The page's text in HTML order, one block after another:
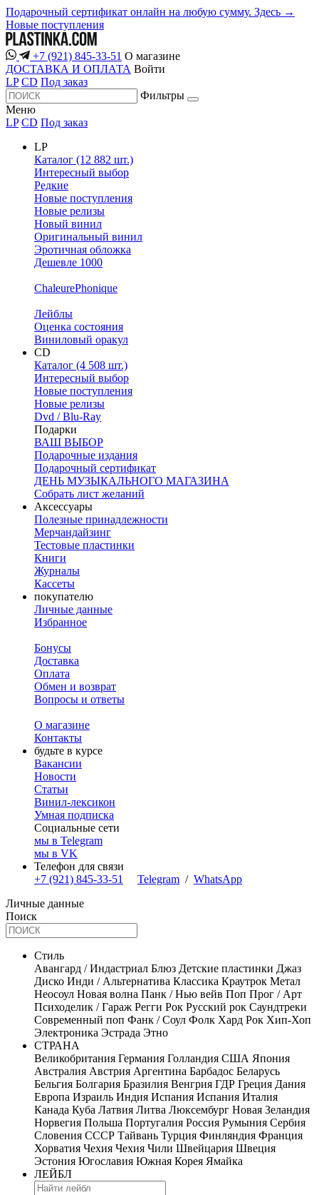
Подарочный сертификат онлайн на любую сумму. Здесь →
Новые поступления
+7 (921) 845-33-51 О магазине
ДОСТАВКА И ОПЛАТА Войти
LP CD Под заказ
Фильтры
Меню
LP CD Под заказ
LP
Каталог (12 882 шт.)
Интересный выбор
Редкие
Новые поступления
Новые релизы
Новый винил
Оригинальный винил
Эротичная обложка
Дешевле 1000
ChaleurePhonique
Лейблы
Оценка состояния
Виниловый оракул
CD
Каталог (4 508 шт.)
Интересный выбор
Новые поступления
Новые релизы
Dvd / Blu-Ray
Подарки
ВАШ ВЫБОР
Подарочные издания
Подарочный сертификат
ДЕНЬ МУЗЫКАЛЬНОГО МАГАЗИНА
Собрать лист желаний
Аксессуары
Полезные принадлежности
Мерчандайзинг
Тестовые пластинки
Книги
Журналы
Кассеты
покупателю
Личные данные
Избранное
Бонусы
Доставка
Оплата
Обмен и возврат
Вопросы и ответы
О магазине
Контакты
будьте в курсе
Вакансии
Новости
Статьи
Винил-лексикон
Умная подписка
Социальные сети
мы в Telegram
мы в VK
Телефон для связи
+7 (921) 845-33-51
Telegram / WhatsApp
Личные данные
Поиск
Стиль
Авангард / Индастриал Блюз Детские пластинки Джаз
Диско Инди / Альтернатива Классика Краутрок Метал
Неосоул Новая волна Панк / Нью вейв Поп Прог / Арт
Психоделик / Гараж Регги Рок Русский рок Саундтреки
Современный поп Фанк / Соул Фолк Хард Рок Хип-Хоп
Электроника Эстрада Этно
СТРАНА
Великобритания Германия Голландия США Япония
Австралия Австрия Аргентина Барбадос Беларусь
Бельгия Болгария Бразилия Венгрия ГДР Греция Дания
Европа Израиль Индия Испания Испания Италия
Канада Куба Латвия Литва Люксембург Новая Зеландия
Норвегия Польша Португалия Россия Румыния Сербия
Словения СССР Тайвань Турция Финляндия Франция
Хорватия Чехия Чехия Чили Швейцария Швеция
Эстония Югославия Южная Корея Ямайка
ЛЕЙБЛ